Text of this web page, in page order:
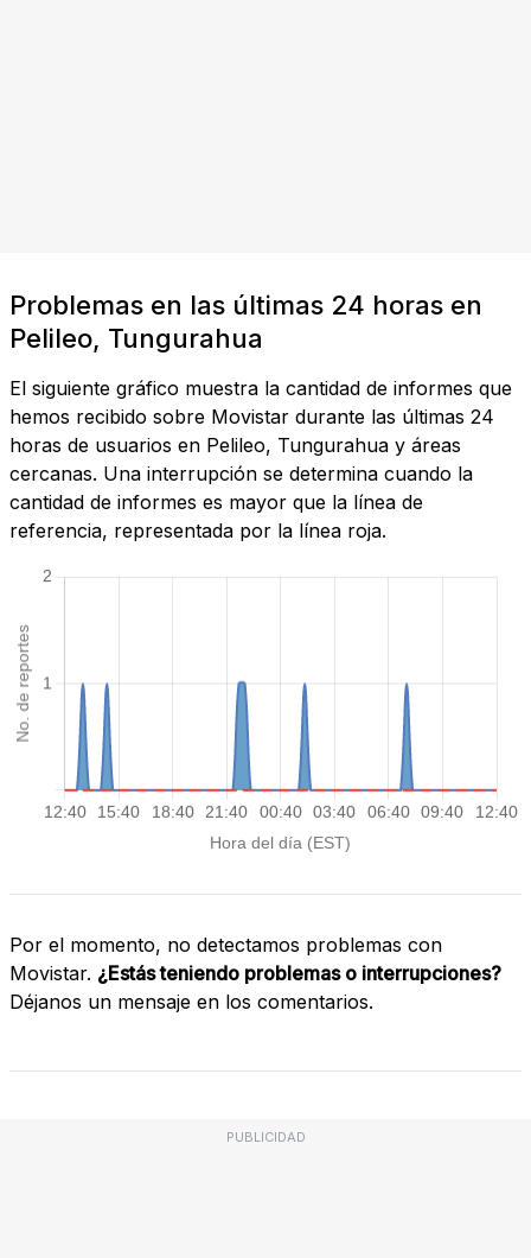
Problemas en las últimas 24 horas en
Pelileo, Tungurahua
El siguiente gráfico muestra la cantidad de informes que
hemos recibido sobre Movistar durante las últimas 24
horas de usuarios en Pelileo, Tungurahua y áreas
cercanas. Una interrupción se determina cuando la
cantidad de informes es mayor que la línea de
referencia, representada por la línea roja.
Por el momento, no detectamos problemas con
Movistar. ¿Estás teniendo problemas o interrupciones?
Déjanos un mensaje en los comentarios.
PUBLICIDAD